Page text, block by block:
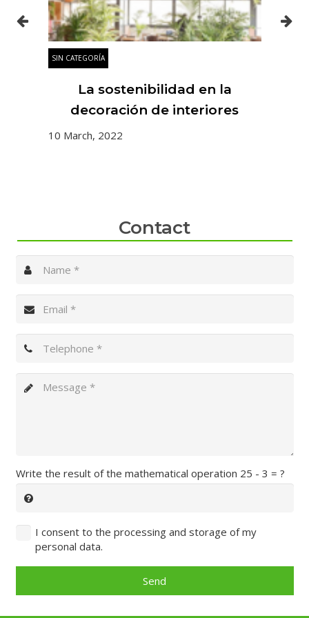
SIN CATEGORÍA
La sostenibilidad en la
decoración de interiores
10 March, 2022
Contact
Write the result of the mathematical operation 25 - 3 = ?
I consent to the processing and storage of my
personal data.
Send